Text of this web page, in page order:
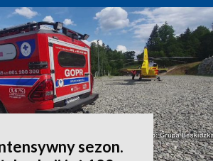
sezon.